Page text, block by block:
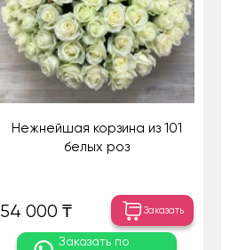
Нежнейшая корзина из 101
белых роз
54 000 ₸ Заказать
Заказать по